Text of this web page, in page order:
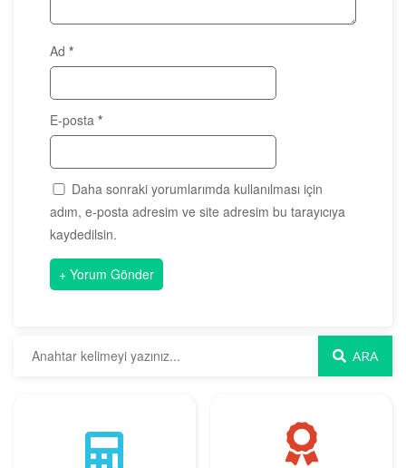
Ad *
E-posta *
Daha sonraki yorumlarımda kullanılması için
adım, e-posta adresim ve site adresim bu tarayıcıya
kaydedilsin.
ARA